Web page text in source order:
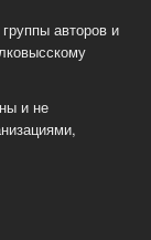
авторов и
и не